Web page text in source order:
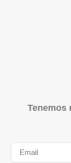
Tenemos